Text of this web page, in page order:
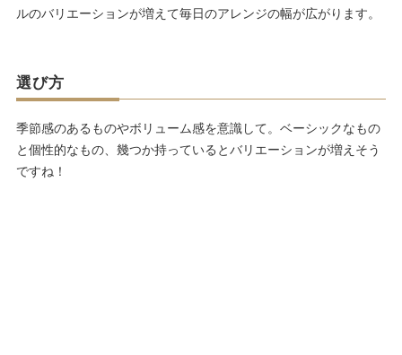
ルのバリエーションが増えて毎日のアレンジの幅が広がります。
選び方
季節感のあるものやボリューム感を意識して。ベーシックなもの
と個性的なもの、幾つか持っているとバリエーションが増えそう
ですね！